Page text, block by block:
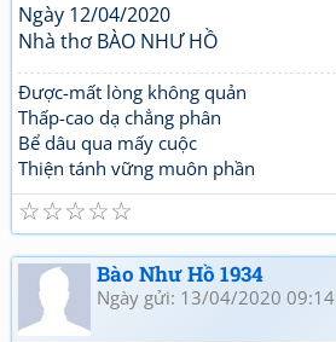
Ngày 12/04/2020
Nhà thơ BÀO NHƯ HỒ
Được-mất lòng không quản
Thấp-cao dạ chẳng phân
Bể dâu qua mấy cuộc
Thiện tánh vững muôn phần
☆
☆
☆
☆
☆
Bào Như Hồ 1934
Ngày gửi: 13/04/2020 09:14